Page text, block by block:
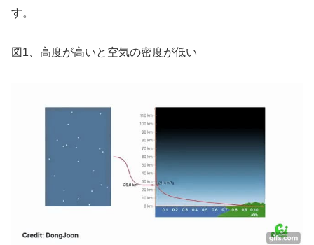
す。
図1、高度が高いと空気の密度が低い